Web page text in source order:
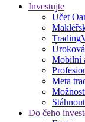
Investujte
Účet
Mobilní
Meta
Do čeho